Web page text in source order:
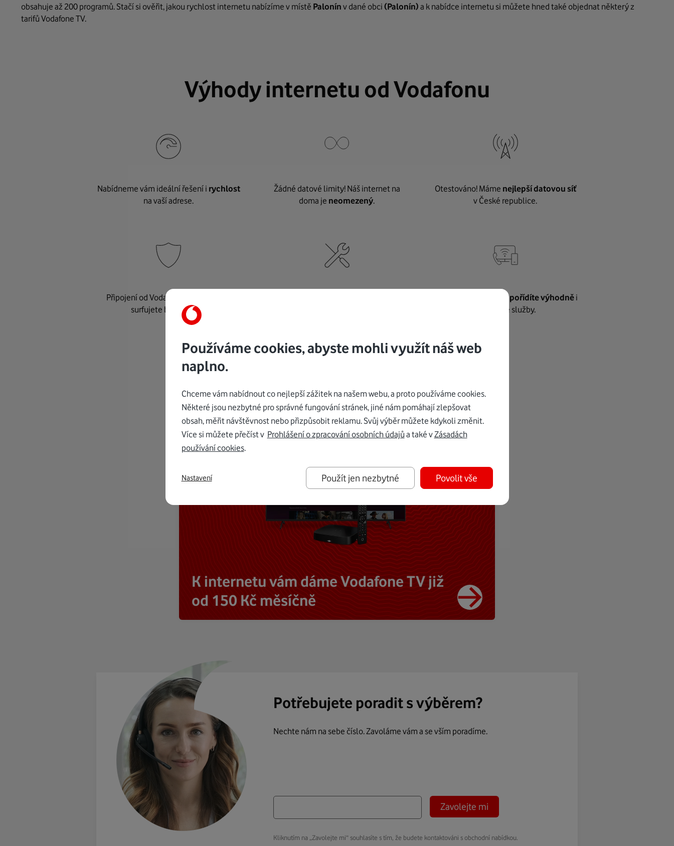
obsahuje až 200 programů. Stačí si ověřit, jakou rychlost internetu nabízíme v místě Palonín v dané obci (Palonín) a k nabídce internetu si můžete hned také objednat některý z
tarifů Vodafone TV.
Výhody internetu od Vodafonu
Nabídneme vám ideální řešení i rychlost
na vaší adrese.
Žádné datové limity! Náš internet na
doma je neomezený.
Otestováno! Máme nejlepší datovou síť
v České republice.
Připojení od Vodafonu je
surfujete bez starostí.
K pevnému internetupořídíte výhodněi
další naše služby.
K internetu vám dáme Vodafone TV již
od 150 Kč měsíčně
Potřebujete poradit s výběrem?
Nechte nám na sebe číslo. Zavoláme vám a se vším poradíme.
Zavolejte mi
Kliknutím na „Zavolejte mi“ souhlasíte s tím, že budete kontaktováni s obchodní nabídkou.
Používáme cookies, abyste mohli využít náš web
naplno.
Chceme vám nabídnout co nejlepší zážitek na našem webu, a proto používáme cookies.
Některé jsou nezbytné pro správné fungování stránek, jiné nám pomáhají zlepšovat
obsah, měřit návštěvnost nebo přizpůsobit reklamu. Svůj výběr můžete kdykoli změnit.
Více si můžete přečíst v Prohlášení o zpracování osobních údajů a také vZásadách
používání cookies.
Použít jen nezbytné Povolit vše
Nastavení